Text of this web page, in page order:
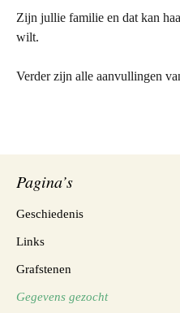
Zijn jullie familie en dat kan
wilt.
Verder zijn alle aanvullingen
Pagina’s
Geschiedenis
Links
Grafstenen
Gegevens gezocht